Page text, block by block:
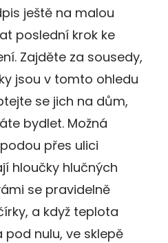
ještě na malou
poslední krok ke
Zajděte za sousedy,
jsou v tomto ohledu
se jich na dům,
bydlet. Možná
přes ulici
hloučky hlučných
se pravidelně
a když teplota
pod nulu, ve sklepě